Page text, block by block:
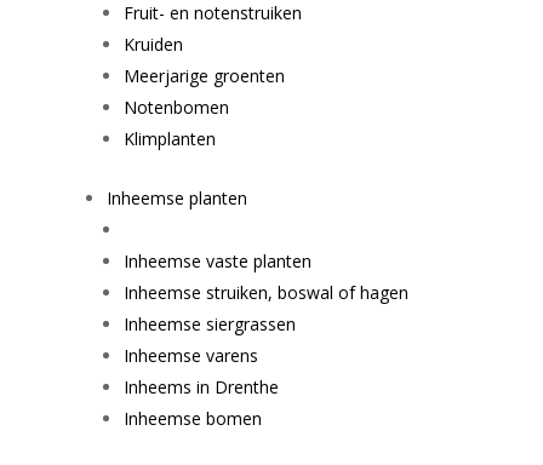
Fruit- en notenstruiken
Kruiden
Meerjarige groenten
Notenbomen
Klimplanten
Inheemse planten
Inheemse vaste planten
Inheemse struiken, boswal of hagen
Inheemse siergrassen
Inheemse varens
Inheems in Drenthe
Inheemse bomen